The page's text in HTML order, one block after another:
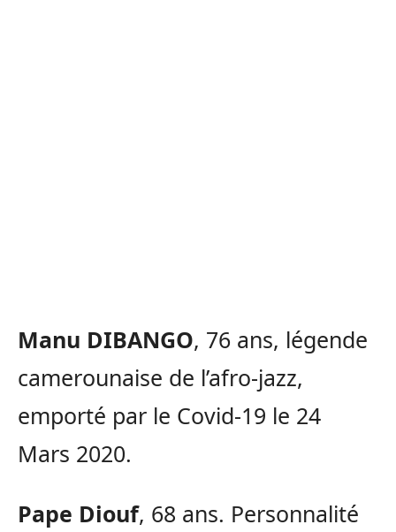
Manu DIBANGO, 76 ans, légende
camerounaise de l’afro-jazz,
emporté par le Covid-19 le 24
Mars 2020.
Pape Diouf, 68 ans. Personnalité